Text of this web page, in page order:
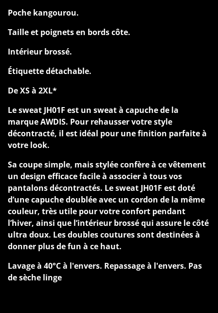
Poche kangourou.
Taille et poignets en bords côte.
Intérieur brossé.
Étiquette détachable.
De XS à 2XL*
Le sweat JH01F est un sweat à capuche de la
marque AWDIS. Pour rehausser votre style
décontracté, il est idéal pour une finition parfaite à
votre look.
Sa coupe simple, mais stylée confère à ce vêtement
un design efficace facile à associer à tous vos
pantalons décontractés. Le sweat JH01F est doté
d’une capuche doublée avec un cordon de la même
couleur, très utile pour votre confort pendant
l’hiver, ainsi que l’intérieur brossé qui assure le côté
ultra doux. Les doubles coutures sont destinées à
donner plus de fun à ce haut.
Lavage à 40°C à l'envers. Repassage à l'envers. Pas
de sèche linge